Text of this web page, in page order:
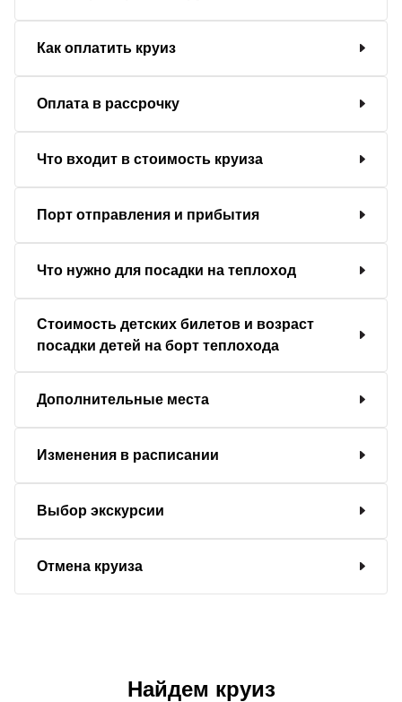
Как оплатить круиз
Оплата в рассрочку
Что входит в стоимость круиза
Порт отправления и прибытия
Что нужно для посадки на теплоход
Стоимость детских билетов и возраст
посадки детей на борт теплохода
Дополнительные места
Изменения в расписании
Выбор экскурсии
Отмена круиза
Найдем круиз